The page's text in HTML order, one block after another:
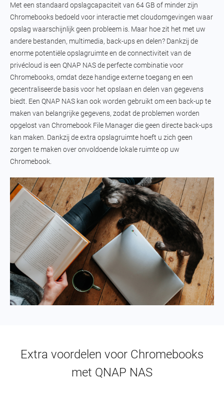
Met een standaard opslagcapaciteit van 64 GB of minder zijn
Chromebooks bedoeld voor interactie met cloudomgevingen waar
opslag waarschijnlijk geen probleem is. Maar hoe zit het met uw
andere bestanden, multimedia, back-ups en delen? Dankzij de
enorme potentiële opslagruimte en de connectiviteit van de
privécloud is een QNAP NAS de perfecte combinatie voor
Chromebooks, omdat deze handige externe toegang en een
gecentraliseerde basis voor het opslaan en delen van gegevens
biedt. Een QNAP NAS kan ook worden gebruikt om een back-up te
maken van belangrijke gegevens, zodat de problemen worden
opgelost van Chromebook File Manager die geen directe back-ups
kan maken. Dankzij de extra opslagruimte hoeft u zich geen
zorgen te maken over onvoldoende lokale ruimte op uw
Chromebook.
Extra voordelen voor Chromebooks
met QNAP NAS